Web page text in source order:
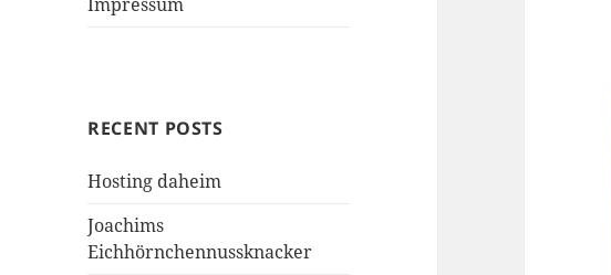
RECENT POSTS
Hosting daheim
Joachims
Eichhörnchennussknacker